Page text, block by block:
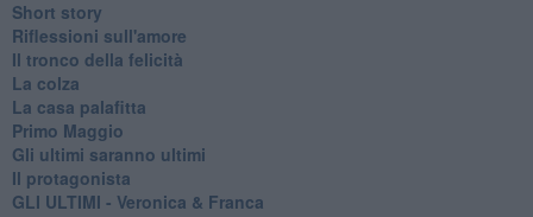
Short story
Riflessioni sull'amore
Il tronco della felicità
La colza
La casa palafitta
Primo Maggio
Gli ultimi saranno ultimi
Il protagonista
GLI ULTIMI - Veronica & Franca